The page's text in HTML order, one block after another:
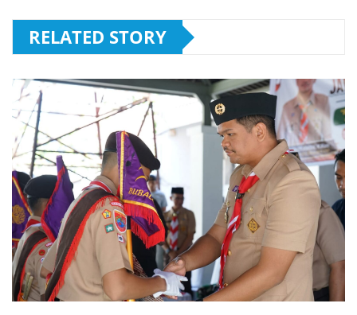
RELATED STORY